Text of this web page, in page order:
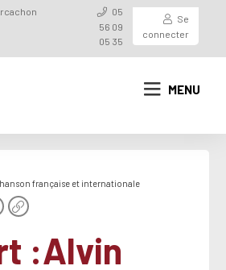
05
56 09
05 35
Se
connecter
MENU
française et internationale
:Alvin